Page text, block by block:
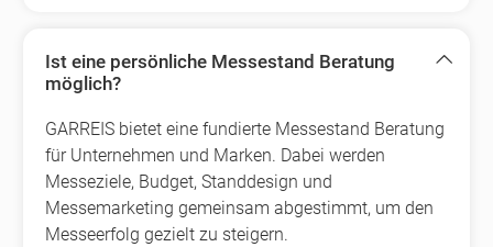
Ist eine persönliche Messestand Beratung
möglich?
GARREIS bietet eine fundierte Messestand Beratung
für Unternehmen und Marken. Dabei werden
Messeziele, Budget, Standdesign und
Messemarketing gemeinsam abgestimmt, um den
Messeerfolg gezielt zu steigern.